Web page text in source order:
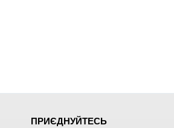
ПРИЄДНУЙТЕСЬ